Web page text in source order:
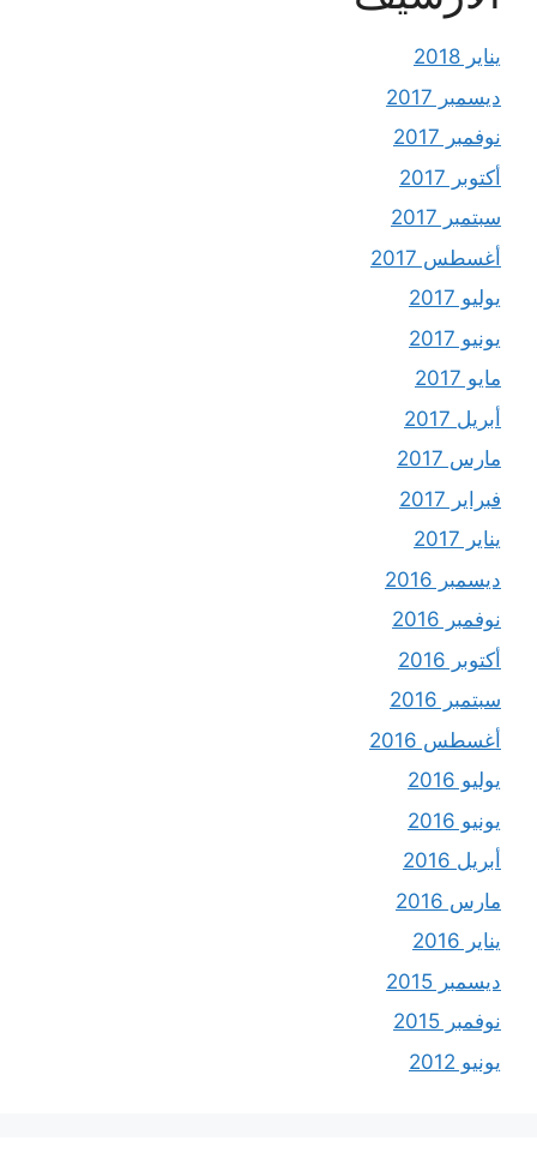
يناير 2018
ديسمبر 2017
نوفمبر 2017
أكتوبر 2017
سبتمبر 2017
أغسطس 2017
يوليو 2017
يونيو 2017
مايو 2017
أبريل 2017
مارس 2017
فبراير 2017
يناير 2017
ديسمبر 2016
نوفمبر 2016
أكتوبر 2016
سبتمبر 2016
أغسطس 2016
يوليو 2016
يونيو 2016
أبريل 2016
مارس 2016
يناير 2016
ديسمبر 2015
نوفمبر 2015
يونيو 2012